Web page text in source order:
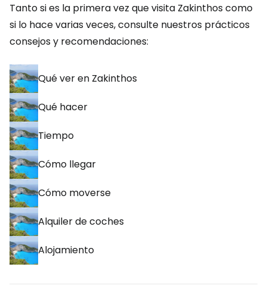
Tanto si es la primera vez que visita Zakinthos como
si lo hace varias veces, consulte nuestros prácticos
consejos y recomendaciones:
Qué ver en Zakinthos
Qué hacer
Tiempo
Cómo llegar
Cómo moverse
Alquiler de coches
Alojamiento